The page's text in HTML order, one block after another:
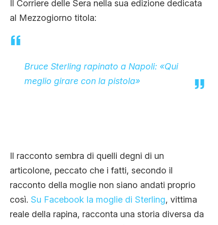
CONTATTI
CHI SIAMO
Il Corriere delle Sera nella sua edizione dedicata
al Mezzogiorno titola:
Bruce Sterling rapinato a Napoli: «Qui
meglio girare con la pistola»
Il racconto sembra di quelli degni di un
articolone, peccato che i fatti, secondo il
racconto della moglie non siano andati proprio
così. Su Facebook la moglie di Sterling, vittima
reale della rapina, racconta una storia diversa da